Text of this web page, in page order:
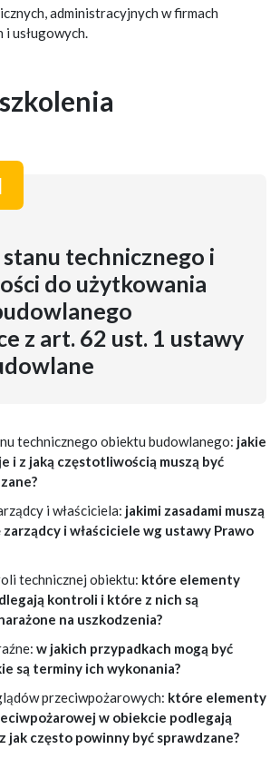
administracyjnych w firmach
i usługowych.
technicznego i
do użytkowania
z art. 62 ust. 1 ustawy
technicznego obiektu budowlanego: jakie
i z jaką częstotliwością muszą być
i właściciela: jakimi zasadami muszą
zarządcy i właściciele wg ustawy Prawo
technicznej obiektu: które elementy
kontroli i które z nich są
na uszkodzenia?
w jakich przypadkach mogą być
są terminy ich wykonania?
przeciwpożarowych: które elementy
w obiekcie podlegają
jak często powinny być sprawdzane?